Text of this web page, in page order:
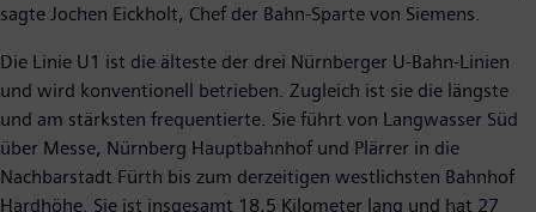
sagte Jochen Eickholt, Chef der Bahn-Sparte von Siemens.
Die Linie U1 ist die älteste der drei Nürnberger U-Bahn-Linien
und wird konventionell betrieben. Zugleich ist sie die längste
und am stärksten frequentierte. Sie führt von Langwasser Süd
über Messe, Nürnberg Hauptbahnhof und Plärrer in die
Nachbarstadt Fürth bis zum derzeitigen westlichsten Bahnhof
Hardhöhe. Sie ist insgesamt 18,5 Kilometer lang und hat 27